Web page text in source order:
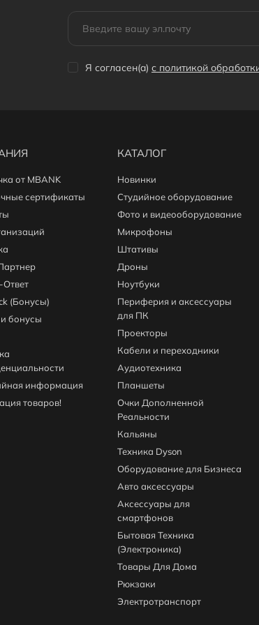
Радиосинхронизаторов вы получите бонусы
от 3% до 15% от стоимости заказа. 1 бонус =
можно оплатить до 30% заказа.
Я согласен(a) с политикой
от MBANK
сертификаты
(Бонусы)
бонусы
информация
товаров!
КАТАЛОГ
Новинки
Студийное оборудование
Фото и видеооборудование
Микрофоны
Штативы
Дроны
Ноутбуки
Периферия и аксессуары
для ПК
Проекторы
Кабели и переходники
Аудиотехника
Планшеты
Очки Дополненной
Реальности
Кальяны
Техника Dyson
Оборудование для Бизнеса
Авто аксессуары
Аксессуары для
смартфонов
Бытовая Техника
(Электроника)
Товары Для Дома
Рюкзаки
Электротранспорт